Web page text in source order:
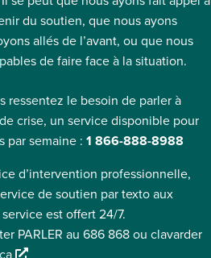
n
e
t
e
r
e
du soutien, que nous ayons
allés de l’avant, ou que nous
de faire face à la situation.
ressentez le besoin de parler à
crise, un service disponible pour
par semaine : 1 866-888-8988
d’intervention professionnelle,
de soutien par texto aux
est offert 24/7.
PARLER au 686 868 ou clavarder
L